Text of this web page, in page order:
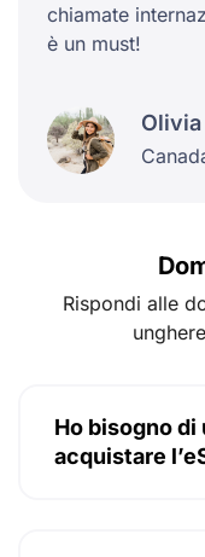
chiamate
è un must!
Rispondi alle
Ho bisogno di
acquistare